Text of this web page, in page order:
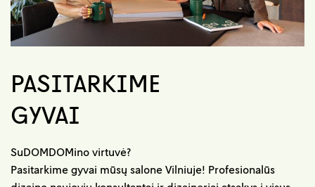
PASITARKIME
GYVAI
SuDOMDOMino virtuvė?
Pasitarkime gyvai mūsų salone Vilniuje! Profesionalūs